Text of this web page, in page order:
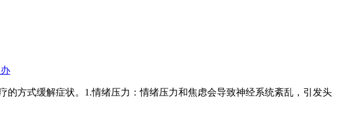
方式缓解症状。1.情绪压力：情绪压力和焦虑会导致神经系统紊乱，引发头